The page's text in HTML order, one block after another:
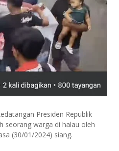
Presiden Republik
seorang warga di halau oleh
(30/01/2024) siang.